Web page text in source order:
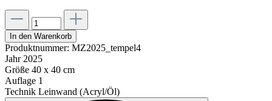
In den Warenkorb
Produktnummer: MZ2025_tempel4
Jahr 2025
Größe 40 x 40 cm
Auflage 1
Technik Leinwand (Acryl/Öl)